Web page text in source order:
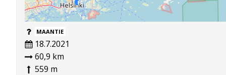
MAANTIE
18.7.2021
60,9 km
559 m